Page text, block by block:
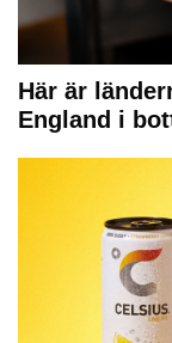
Här är
England i